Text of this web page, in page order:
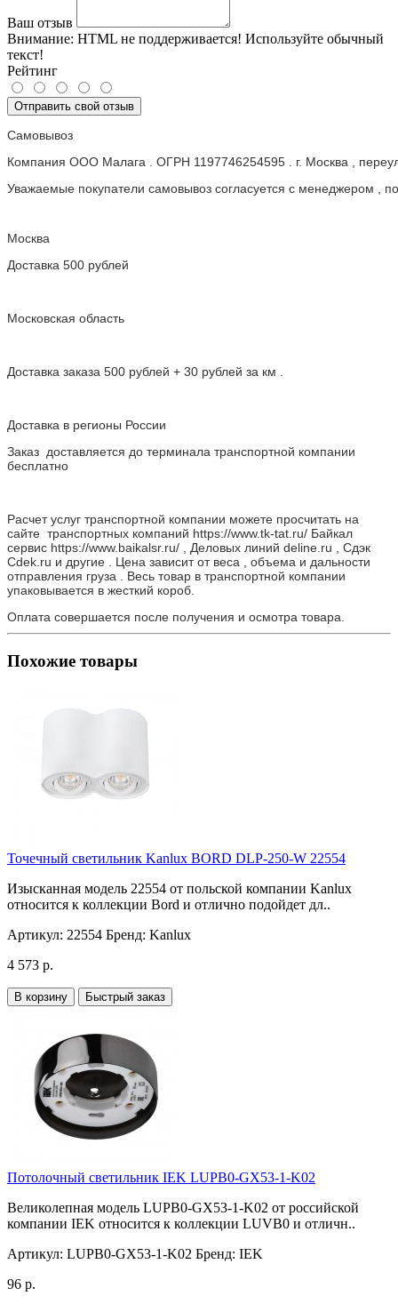
Ваш отзыв
Внимание: HTML не поддерживается! Используйте обычный
текст!
Рейтинг
Отправить свой отзыв
Самовывоз
Компания ООО Малага . ОГРН 1197746254595 . г. Москва ,
Уважаемые покупатели самовывоз согласуется с менеджером ,
Москва
Доставка 500 рублей
Московская область
Доставка заказа 500 рублей + 30 рублей за км .
Доставка в регионы России
Заказ доставляется до терминала транспортной компании
бесплатно
Расчет услуг транспортной компании можете просчитать на
сайте транспортных компаний https://www.tk-tat.ru/ Байкал
сервис https://www.baikalsr.ru/ , Деловых линий deline.ru , Сдэк
Cdek.ru и другие . Цена зависит от веса , объема и дальности
отправления груза . Весь товар в транспортной компании
упаковывается в жесткий короб.
Оплата совершается после получения и осмотра товара.
Похожие товары
Точечный светильник Kanlux BORD DLP-250-W 22554
Изысканная модель 22554 от польской компании Kanlux
относится к коллекции Bord и отлично подойдет дл..
Артикул: 22554 Бренд: Kanlux
4 573 р.
В корзину Быстрый заказ
Потолочный светильник IEK LUPB0-GX53-1-K02
Великолепная модель LUPB0-GX53-1-K02 от российской
компании IEK относится к коллекции LUVB0 и отличн..
Артикул: LUPB0-GX53-1-K02 Бренд: IEK
96 р.